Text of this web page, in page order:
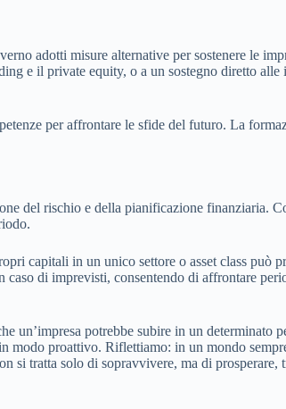
adotti misure alternative per sostenere le
e il private equity, o a un sostegno diretto alle
per affrontare le sfide del futuro. La
del rischio e della pianificazione finanziaria.
capitali in un unico settore o asset class può
caso di imprevisti, consentendo di affrontare
un’impresa potrebbe subire in un determinato
proattivo. Riflettiamo: in un mondo
si tratta solo di sopravvivere, ma di prosperare,